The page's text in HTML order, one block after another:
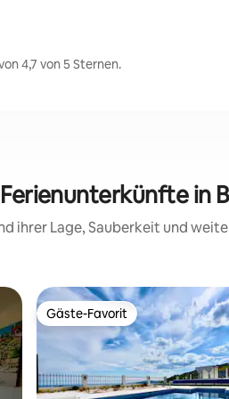
4,7 von 5 Sternen.
in
ihrer Lage, Sauberkeit und
Gäste-Favorit
Gäste-Favorit